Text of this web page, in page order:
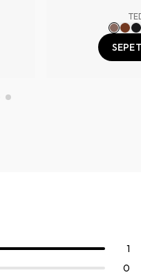
1
0